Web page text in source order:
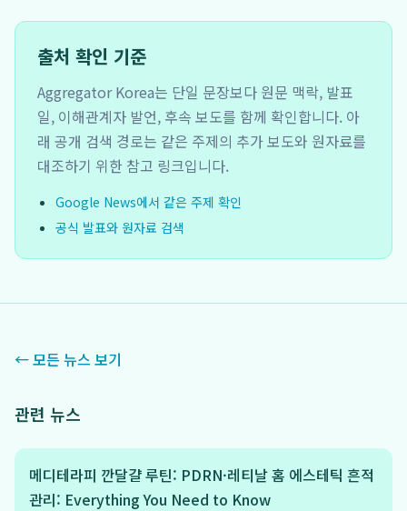
출처 확인 기준
Aggregator Korea는 단일 문장보다 원문 맥락, 발표
일, 이해관계자 발언, 후속 보도를 함께 확인합니다. 아
래 공개 검색 경로는 같은 주제의 추가 보도와 원자료를
대조하기 위한 참고 링크입니다.
Google News에서 같은 주제 확인
공식 발표와 원자료 검색
← 모든 뉴스 보기
관련 뉴스
메디테라피 깐달걀 루틴: PDRN·레티날 홈 에스테틱 흔적
관리: Everything You Need to Know